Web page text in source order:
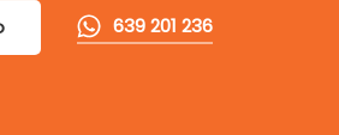
639 201 236